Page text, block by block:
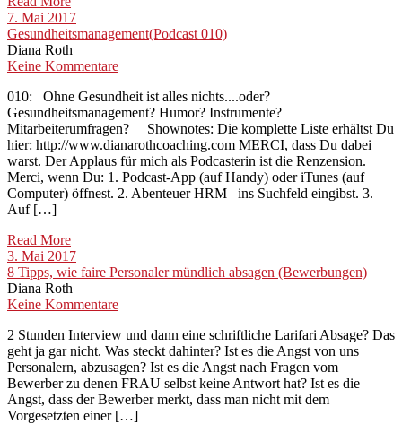
7. Mai 2017
Gesundheitsmanagement(Podcast 010)
Diana Roth
Keine Kommentare
010: Ohne Gesundheit ist alles nichts....oder?
Gesundheitsmanagement? Humor? Instrumente?
Mitarbeiterumfragen? Shownotes: Die komplette Liste erhältst Du
hier: http://www.dianarothcoaching.com MERCI, dass Du dabei
warst. Der Applaus für mich als Podcasterin ist die Renzension.
Merci, wenn Du: 1. Podcast-App (auf Handy) oder iTunes (auf
Computer) öffnest. 2. Abenteuer HRM ins Suchfeld eingibst. 3.
Auf […]
Read More
3. Mai 2017
8 Tipps, wie faire Personaler mündlich absagen (Bewerbungen)
Diana Roth
Keine Kommentare
2 Stunden Interview und dann eine schriftliche Larifari Absage? Das
geht ja gar nicht. Was steckt dahinter? Ist es die Angst von uns
Personalern, abzusagen? Ist es die Angst nach Fragen vom
Bewerber zu denen FRAU selbst keine Antwort hat? Ist es die
Angst, dass der Bewerber merkt, dass man nicht mit dem
Vorgesetzten einer […]